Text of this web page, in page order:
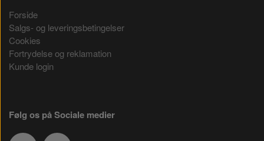
Forside
Salgs- og leveringsbetingelser
Cookies
Fortrydelse og reklamation
Kunde login
Følg os på Sociale medier